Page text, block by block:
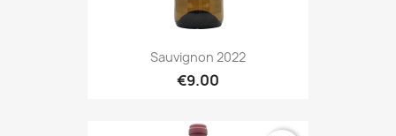
Sauvignon 2022
€9.00